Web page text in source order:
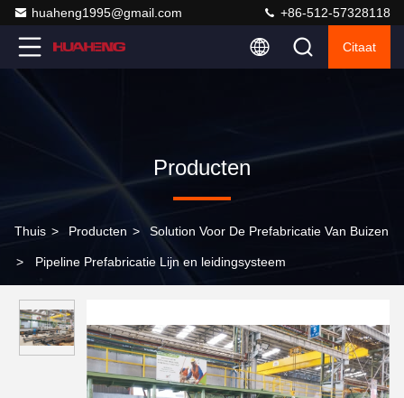
huaheng1995@gmail.com +86-512-57328118
Citaat
Producten
Thuis > Producten > Solution Voor De Prefabricatie Van Buizen
> Pipeline Prefabricatie Lijn en leidingsysteem